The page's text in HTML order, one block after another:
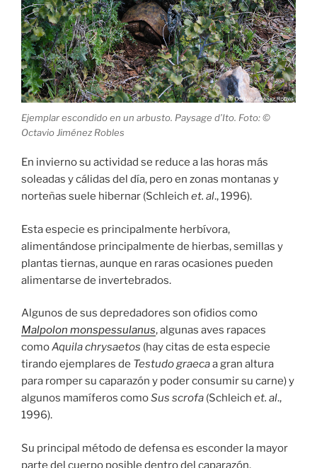
Ejemplar escondido en un arbusto. Paysage d’Ito. Foto: ©
Octavio Jiménez Robles
En invierno su actividad se reduce a las horas más
soleadas y cálidas del día, pero en zonas montanas y
norteñas suele hibernar (Schleich et. al., 1996).
Esta especie es principalmente herbívora,
alimentándose principalmente de hierbas, semillas y
plantas tiernas, aunque en raras ocasiones pueden
alimentarse de invertebrados.
Algunos de sus depredadores son ofidios como
Malpolon monspessulanus, algunas aves rapaces
comoAquila chrysaetos (hay citas de esta especie
tirando ejemplares de Testudo graecaa gran altura
para romper su caparazón y poder consumir su carne) y
algunos mamíferos comoSus scrofa (Schleich et. al.,
1996).
Su principal método de defensa es esconder la mayor
parte del cuerpo posible dentro del caparazón,